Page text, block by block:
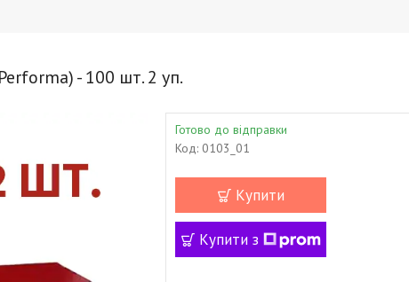
- 100 шт. 2 уп.
Готово до відправки
Код: 0103_01
Купити
Купити з